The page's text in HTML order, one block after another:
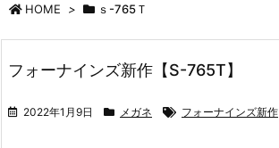
HOME > ｓ-765Ｔ
フォーナインズ新作【S-765T】
2022年1月9日 メガネ フォーナインズ新作